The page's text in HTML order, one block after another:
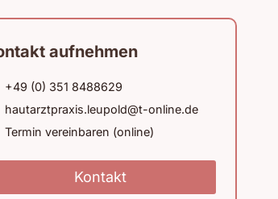
aufnehmen
+49 (0) 351 8488629
hautarztpraxis.leupold@t-online.de
Termin vereinbaren (online)
Kontakt